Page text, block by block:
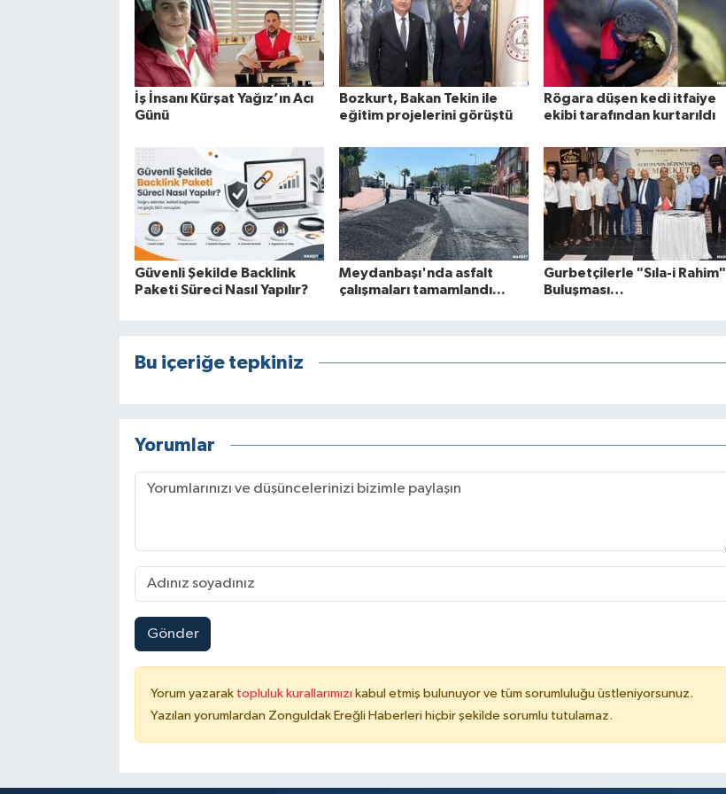
İş İnsanı Kürşat Yağız’ın Acı
Günü
Bozkurt, Bakan Tekin ile
eğitim projelerini görüştü
Rögara düşen kedi itfaiye
ekibi tarafından kurtarıldı
Güvenli Şekilde Backlink
Paketi Süreci Nasıl Yapılır?
Meydanbaşı'nda asfalt
çalışmaları tamamlandı...
Gurbetçilerle "Sıla-i Rahim"
Buluşması…
Bu içeriğe tepkiniz
Yorumlar
Gönder
Yorum yazarak topluluk kurallarımızı kabul etmiş bulunuyor ve tüm sorumluluğu üstleniyorsunuz.
Yazılan yorumlardan Zonguldak Ereğli Haberleri hiçbir şekilde sorumlu tutulamaz.